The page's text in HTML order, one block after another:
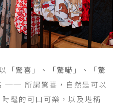
「驚喜」、「驚嚇」、「驚
── 所謂驚喜，自然是可以
髦的可口可樂，以及堪稱